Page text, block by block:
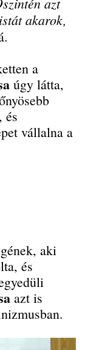
akarok,
a
úgy látta,
és
vállalna a
aki
és
azt is